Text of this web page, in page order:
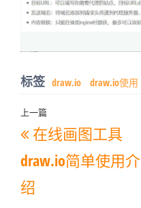
标签 draw.io draw.io使用
文
章
导
航
上
一
篇
文
上一篇
在线画图工具
draw.io简单使用介
绍